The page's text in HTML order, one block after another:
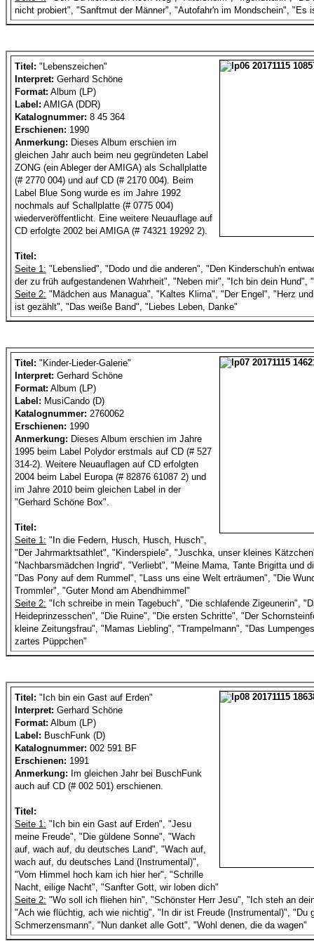
nicht probiert", "Sanftmut der Männer", "Autofahr'n im Mondschein", "Es
Titel: "Lebenszeichen"
Interpret: Gerhard Schöne
Format: Album (LP)
Label: AMIGA (DDR)
Katalognummer: 8 45 364
Erschienen: 1990
Anmerkung: Dieses Album erschien im
gleichen Jahr auch beim neu gegründeten Label
ZONG (ein Ableger der AMIGA) als Schallplatte
(# 2770 004) und auf CD (# 2170 004). Beim
Label Blue Song wurde es im Jahre 1992
nochmals auf Schallplatte (# 0775 004)
wiederveröffentlicht. Eine weitere Neuauflage auf
CD erfolgte 2002 bei AMIGA (# 74321 19292 2).
Titel:
Seite 1: "Lebenslied", "Dodo und die anderen", "Den Kinderschuh'n
der zu früh aufgestandenen Wahrheit", "Neben mir", "Ich bin dein Hund",
Seite 2: "Mädchen aus Managua", "Kaltes Klima", "Der Engel", "Herz
ist gezählt", "Das weiße Band", "Liebes Leben, Danke"
Titel: "Kinder-Lieder-Galerie"
Interpret: Gerhard Schöne
Format: Album (LP)
Label: MusiCando (D)
Katalognummer: 2760062
Erschienen: 1990
Anmerkung: Dieses Album erschien im Jahre
1995 beim Label Polydor erstmals auf CD (# 527
314-2). Weitere Neuauflagen auf CD erfolgten
2004 beim Label Europa (# 82876 61087 2) und
im Jahre 2010 beim gleichen Label in der
"Gerhard Schöne Box".
Titel:
Seite 1: "In die Federn, Husch, Husch, Husch",
"Der Jahrmarktsathlet", "Kinderspiele", "Juschka, unser kleines
"Nachbarsmädchen Ingrid", "Verliebt", "Meine Mama, Tante Brigitta und
"Das Pony auf dem Rummel", "Lass uns eine Welt erträumen", "Die
Trommler", "Guter Mond am Abendhimmel"
Seite 2: "Ich schreibe in mein Tagebuch", "Die schlafende Zigeunerin",
Heideprinzesschen", "Die Ruine", "Die ersten Schritte", "Der
kleine Zeitungsfrau", "Mamas Liebling", "Trampelmann", "Das
zartes Püppchen"
Titel: "Ich bin ein Gast auf Erden"
Interpret: Gerhard Schöne
Format: Album (LP)
Label: BuschFunk (D)
Katalognummer: 002 591 BF
Erschienen: 1991
Anmerkung: Im gleichen Jahr bei BuschFunk
auch auf CD (# 002 501) erschienen.
Titel:
Seite 1: "Ich bin ein Gast auf Erden", "Jesu
meine Freude", "Die güldene Sonne", "Wach
auf, wach auf, du deutsches Land", "Wach auf,
wach auf, du deutsches Land (Instrumental)",
"Vom Himmel hoch kam ich hier her", "Schrille
Nacht, eilige Nacht", "Sanfter Gott, wir loben dich"
Seite 2: "Wo soll ich fliehen hin", "Schönster Herr Jesu", "Ich steh an
"Ach wie flüchtig, ach wie nichtig", "In dir ist Freude (Instrumental)", "Du
Schmerzensmann", "Nun danket alle Gott", "Wohl denen, die da wagen"